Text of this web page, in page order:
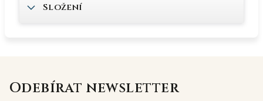
Složení
Odebírat newsletter